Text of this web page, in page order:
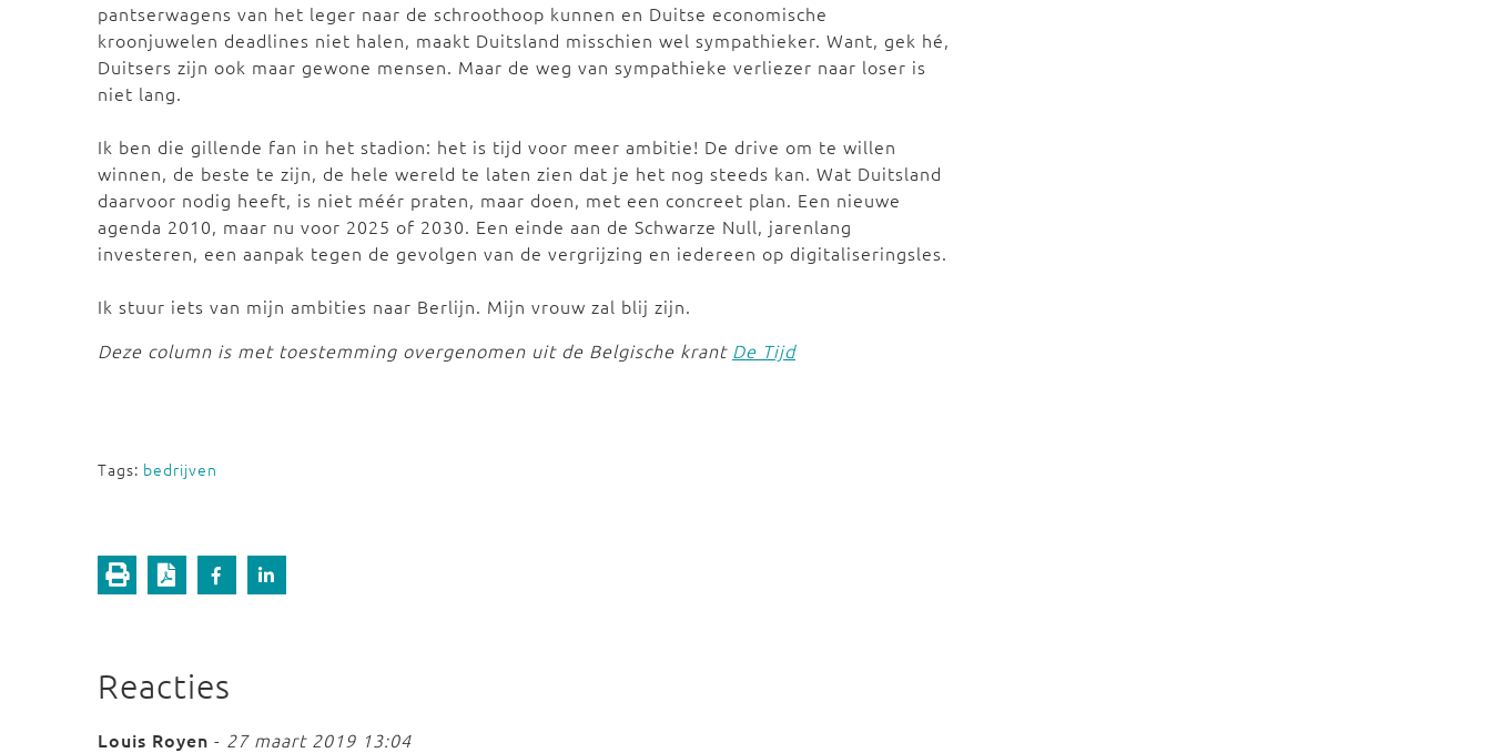
pantserwagens van het leger naar de schroothoop kunnen en Duitse economische
kroonjuwelen deadlines niet halen, maakt Duitsland misschien wel sympathieker. Want, gek hé,
Duitsers zijn ook maar gewone mensen. Maar de weg van sympathieke verliezer naar loser is
niet lang.
Ik ben die gillende fan in het stadion: het is tijd voor meer ambitie! De drive om te willen
winnen, de beste te zijn, de hele wereld te laten zien dat je het nog steeds kan. Wat Duitsland
daarvoor nodig heeft, is niet méér praten, maar doen, met een concreet plan. Een nieuwe
agenda 2010, maar nu voor 2025 of 2030. Een einde aan de Schwarze Null, jarenlang
investeren, een aanpak tegen de gevolgen van de vergrijzing en iedereen op digitaliseringsles.
Ik stuur iets van mijn ambities naar Berlijn. Mijn vrouw zal blij zijn.
Deze column is met toestemming overgenomen uit de Belgische krant De Tijd
Tags: bedrijven
Reacties
Louis Royen - 27 maart 2019 13:04